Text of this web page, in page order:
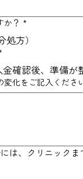
か？ *
処方）
確認後、準備が
変化をご記入くださ
は、クリニックま